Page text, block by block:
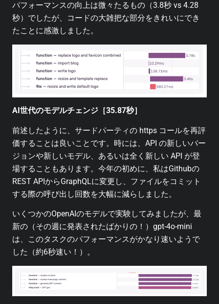
パフォーマンスの向上は微々たるもの（3.8秒 vs 4.28
秒）でしたが、コードの大雑把な部分をきれいにでき
たことに感激しました。
AI世代のモデルチェンジ［35.87秒］
前述したように、サードパーティの https コールを再評
価することは良いことです。時には、API の新しいバー
ジョンや新しいモデル、あるいは全く新しい API が登
場することもあります。今年の初めに、私はGithubの
REST APIからGraphQLに変更し、ファイルをコミット
する際の呼び出し回数を大幅に減らしました。
いくつかのOpenAIのモデルで実験してみましたが、最
新の（その週に発表されたばかりの！）gpt-4o-mini
は、このタスクのパフォーマンスがかなり速いようで
した（約6秒速い！）。